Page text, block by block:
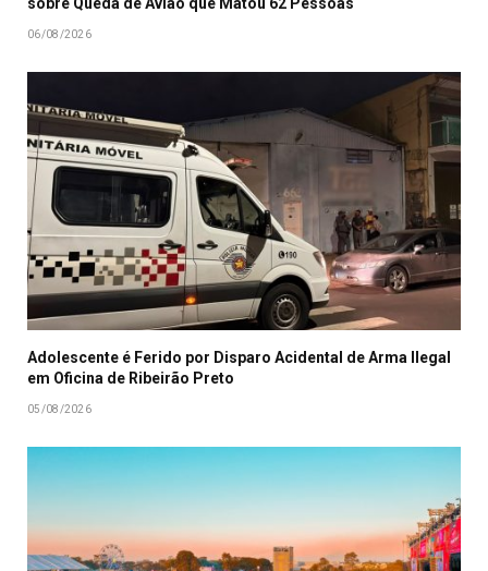
sobre Queda de Avião que Matou 62 Pessoas
06/08/2026
Adolescente é Ferido por Disparo Acidental de Arma Ilegal
em Oficina de Ribeirão Preto
05/08/2026